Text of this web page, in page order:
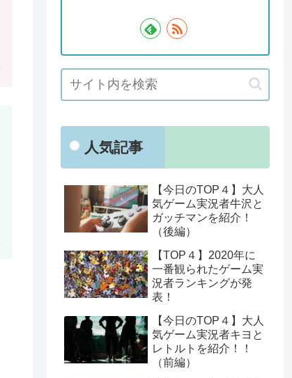
人気記事
【今日のTOP４】大人
気ゲーム実況者牛沢と
ガッチマンを紹介！
（後編）
【TOP４】2020年に
一番観られたゲーム実
況者ランキングが発
表！
【今日のTOP４】大人
気ゲーム実況者キヨと
レトルトを紹介！！
（前編）